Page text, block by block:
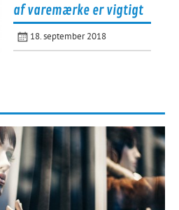
af varemærke er vigtigt
18. september 2018